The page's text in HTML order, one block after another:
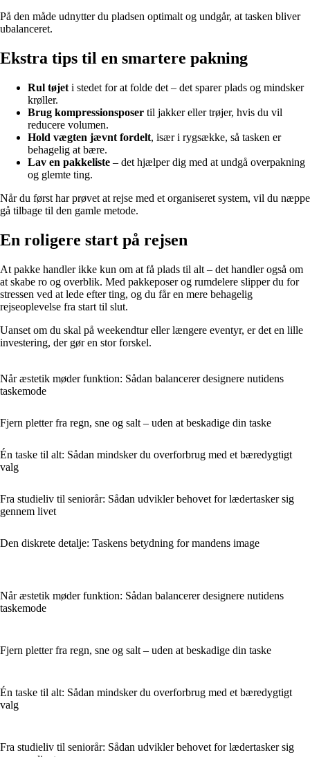
På den måde udnytter du pladsen optimalt og undgår, at tasken bliver
ubalanceret.
Ekstra tips til en smartere pakning
Rul tøjet i stedet for at folde det – det sparer plads og mindsker
krøller.
Brug kompressionsposer til jakker eller trøjer, hvis du vil
reducere volumen.
Hold vægten jævnt fordelt, især i rygsække, så tasken er
behagelig at bære.
Lav en pakkeliste – det hjælper dig med at undgå overpakning
og glemte ting.
Når du først har prøvet at rejse med et organiseret system, vil du næppe
gå tilbage til den gamle metode.
En roligere start på rejsen
At pakke handler ikke kun om at få plads til alt – det handler også om
at skabe ro og overblik. Med pakkeposer og rumdelere slipper du for
stressen ved at lede efter ting, og du får en mere behagelig
rejseoplevelse fra start til slut.
Uanset om du skal på weekendtur eller længere eventyr, er det en lille
investering, der gør en stor forskel.
Når æstetik møder funktion: Sådan balancerer designere nutidens
taskemode
Fjern pletter fra regn, sne og salt – uden at beskadige din taske
Én taske til alt: Sådan mindsker du overforbrug med et bæredygtigt
valg
Fra studieliv til seniorår: Sådan udvikler behovet for lædertasker sig
gennem livet
Den diskrete detalje: Taskens betydning for mandens image
Når æstetik møder funktion: Sådan balancerer designere nutidens
taskemode
Fjern pletter fra regn, sne og salt – uden at beskadige din taske
Én taske til alt: Sådan mindsker du overforbrug med et bæredygtigt
valg
Fra studieliv til seniorår: Sådan udvikler behovet for lædertasker sig